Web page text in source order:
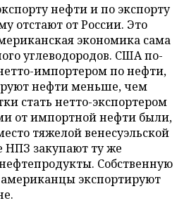
нефти и по экспорту
отстают от России. Это
экономика сама
углеводородов. США по-
импортером по нефти,
нефти меньше, чем
стать нетто-экспортером
от импортной нефти были,
тяжелой венесуэльской
закупают ту же
Собственную
экспортируют